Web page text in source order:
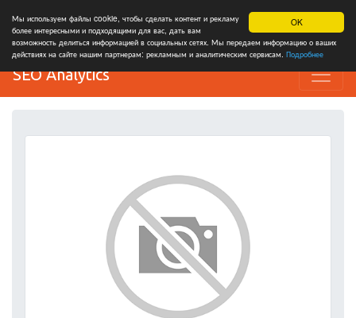
OK
Мы используем файлы cookie, чтобы сделать контент и рекламу
более интересными и подходящими для вас, дать вам
возможность делиться информацией в социальных сетях. Мы передаем информацию о ваших
действиях на сайте нашим партнерам: рекламным и аналитическим сервисам. Подробнее
SEO Analytics